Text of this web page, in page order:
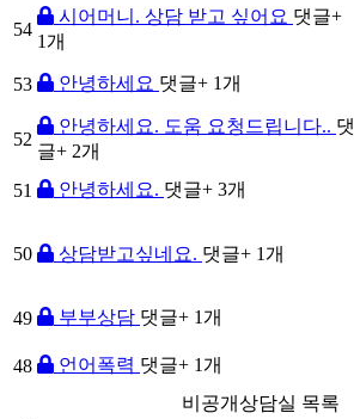
54
시어머니. 상담 받고 싶어요 댓글+
1개
53 안녕하세요 댓글+ 1개
52
안녕하세요. 도움 요청드립니다.. 댓
글+ 2개
51
안녕하세요. 댓글+ 3개
50 상담받고싶네요. 댓글+ 1개
49 부부상담 댓글+ 1개
48
언어폭력 댓글+ 1개
비공개상담실 목록